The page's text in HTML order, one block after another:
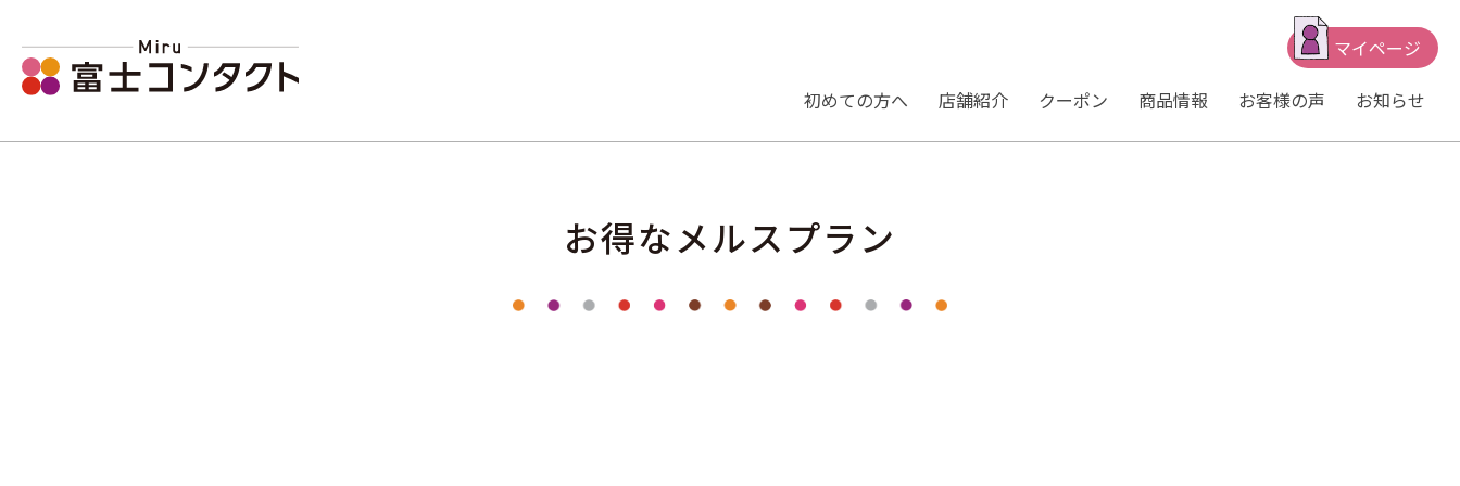
マイページ
初めての⽅へ
店舗紹介 クーポン 商品情報 お客様の声 お知らせ
お得なメルスプラン